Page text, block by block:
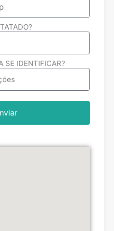
SE IDENTIFICAR?